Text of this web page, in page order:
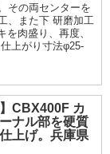
その両センターを
、また下 研磨加工
肉盛り、再度、
上がり寸法φ25-
CBX400F カ
ナル部を硬質
上げ。兵庫県